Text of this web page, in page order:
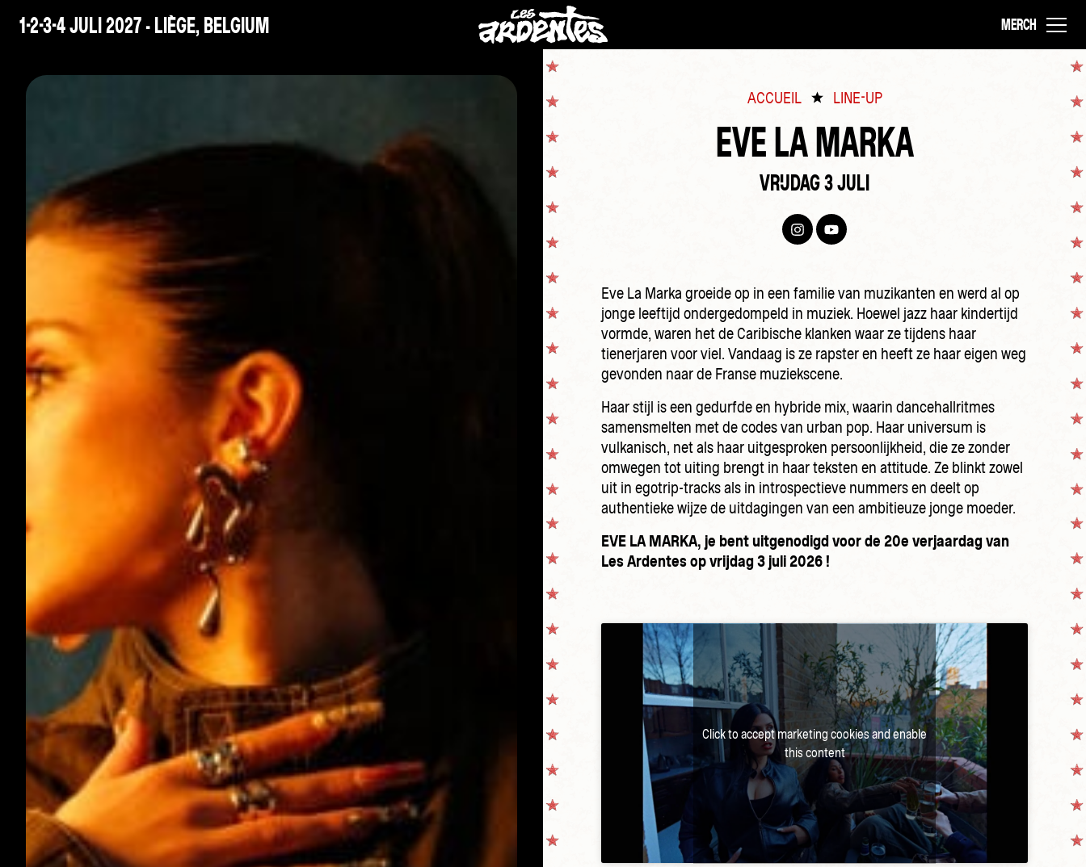
1-2-3-4 JULI 2027 - LIÈGE, BELGIUM MERCH
ACCUEIL LINE-UP
EVE LA MARKA
VRIJDAG 3 JULI
Eve La Marka groeide op in een familie van muzikanten en werd al op
jonge leeftijd ondergedompeld in muziek. Hoewel jazz haar kindertijd
vormde, waren het de Caribische klanken waar ze tijdens haar
tienerjaren voor viel. Vandaag is ze rapster en heeft ze haar eigen weg
gevonden naar de Franse muziekscene.
Haar stijl is een gedurfde en hybride mix, waarin dancehallritmes
samensmelten met de codes van urban pop. Haar universum is
vulkanisch, net als haar uitgesproken persoonlijkheid, die ze zonder
omwegen tot uiting brengt in haar teksten en attitude. Ze blinkt zowel
uit in egotrip-tracks als in introspectieve nummers en deelt op
authentieke wijze de uitdagingen van een ambitieuze jonge moeder.
EVE LA MARKA, je bent uitgenodigd voor de 20e verjaardag van
Les Ardentes op vrijdag 3 juli 2026 !
Click to accept marketing cookies and enable
this content